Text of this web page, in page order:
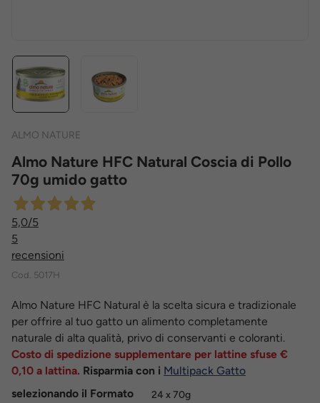
ALMO NATURE
Almo Nature HFC Natural Coscia di Pollo
70g umido gatto
5,0/5
5
recensioni
Cod. 5017H
Almo Nature HFC Natural è la scelta sicura e tradizionale
per offrire al tuo gatto un alimento completamente
naturale di alta qualità, privo di conservanti e coloranti.
Costo di spedizione supplementare per lattine sfuse €
0,10 a lattina. Risparmia con i Multipack Gatto
selezionando il Formato
24 x 70g